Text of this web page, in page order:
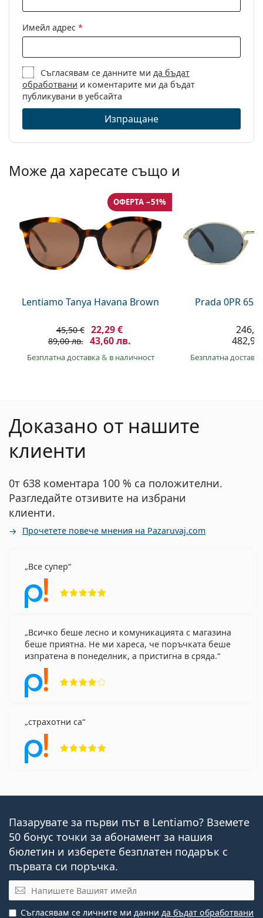
Имейл адрес *
Съгласявам се данните ми да бъдат
обработвани и коментарите ми да бъдат
публикувани в уебсайта
Изпращане
Може да харесате също и
Lentiamo Tanya Havana Brown
ОФЕРТА −51%
45,50 € 22,29 €
89,00 лв. 43,60 лв.
Безплатна доставка& в наличност
Prada 0PR
Безплатна
Доказано от нашите
клиенти
0т 638 коментара 100 % са положителни.
Разгледайте отзивите на избрани
клиенти.
Прочетете повече мнения на Pazaruvaj.com
Все супер
Всичко беше лесно и комуникацията с магазина
беше приятна. Не ми хареса, че поръчката беше
изпратена в понеделник, а пристигна в сряда.
страхотни са
Пазарувате за първи път в Lentiamo? Вземете
50 бонус точки за абонамент за нашия
бюлетин и изберете безплатен подарък с
първата си поръчка.
Имейл
Съгласявам се личните ми данни да бъдат обработвани